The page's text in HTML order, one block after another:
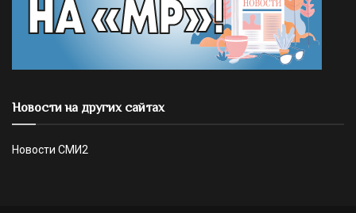
Новости на других сайтах
Новости СМИ2